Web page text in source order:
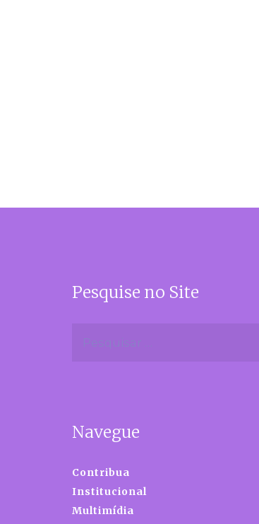
Pesquise no Site
Navegue
Contribua
Institucional
Multimídia